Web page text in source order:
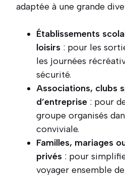
adaptée à une grande
Établissements
loisirs : pour les
les journées
sécurité.
Associations, clubs
d’entreprise : pour
groupe organisés
conviviale.
Familles, mariages
privés : pour
voyager ensemble